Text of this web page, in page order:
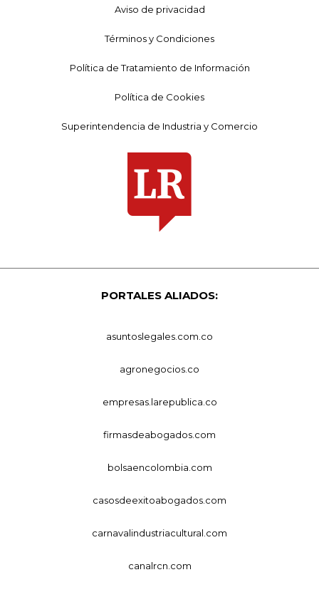
Aviso de privacidad
Términos y Condiciones
Política de Tratamiento de Información
Política de Cookies
Superintendencia de Industria y Comercio
PORTALES ALIADOS:
asuntoslegales.com.co
agronegocios.co
empresas.larepublica.co
firmasdeabogados.com
bolsaencolombia.com
casosdeexitoabogados.com
carnavalindustriacultural.com
canalrcn.com